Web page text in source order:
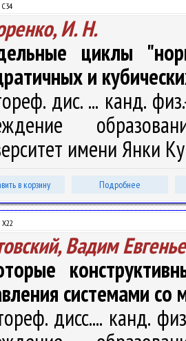
С34
И. Н.
циклы
и
дис. ... канд.
имени Янки
в корзину Подробнее
Х22
Вадим
системами
дисс.... канд.